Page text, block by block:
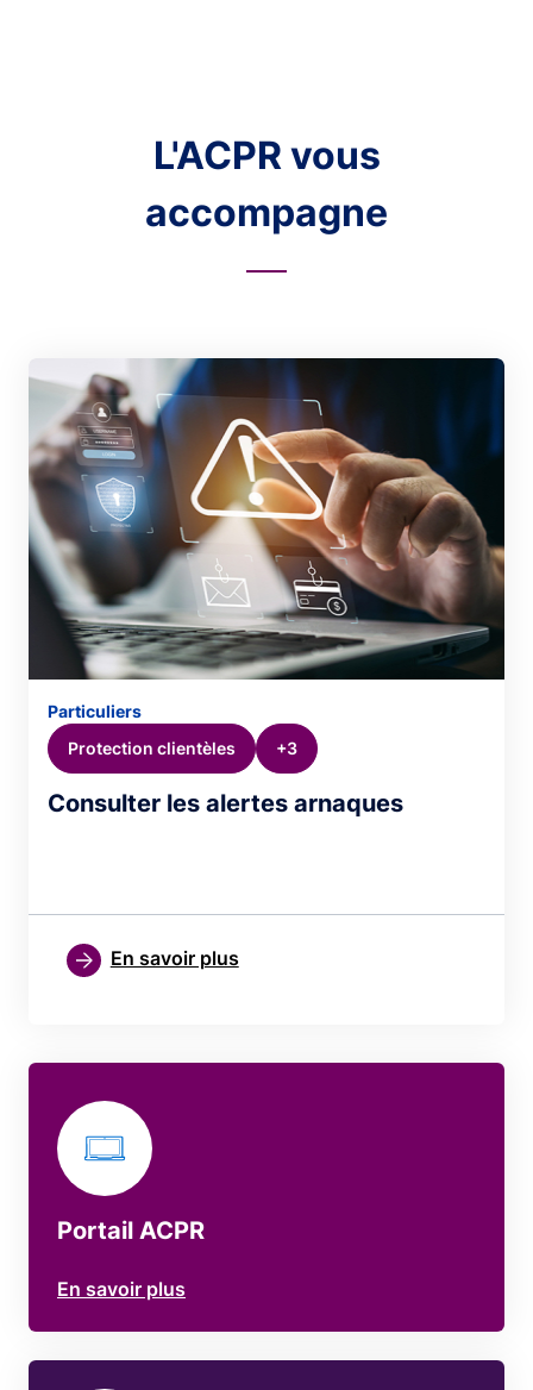
L'ACPR vous
accompagne
Consulter les alertes arnaques
Particuliers
Protection clientèles
+3
En savoir plus
Portail ACPR
En savoir plus